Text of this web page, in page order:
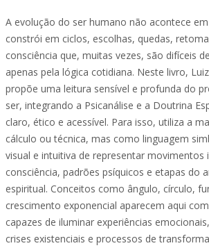
A evolução do ser humano não acontece
constrói em ciclos, escolhas, quedas,
consciência que, muitas vezes, são difíceis
apenas pela lógica cotidiana. Neste livro,
propõe uma leitura sensível e profunda do
ser, integrando a Psicanálise e a Doutrina
claro, ético e acessível. Para isso, utiliza a
cálculo ou técnica, mas como linguagem
visual e intuitiva de representar movimentos
consciência, padrões psíquicos e etapas do
espiritual. Conceitos como ângulo, círculo,
crescimento exponencial aparecem aqui
capazes de iluminar experiências
crises existenciais e processos de